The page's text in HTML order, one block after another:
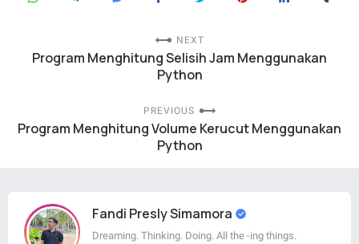
NEXT
Program Menghitung Selisih Jam Menggunakan
Python
PREVIOUS
Program Menghitung Volume Kerucut Menggunakan
Python
Fandi Presly Simamora
Dreaming. Thinking. Doing. All the -ing things.